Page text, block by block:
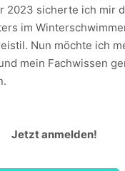
2023 sicherte ich mir
im
Nun möchte ich
mein Fachwissen
Jetzt anmelden!